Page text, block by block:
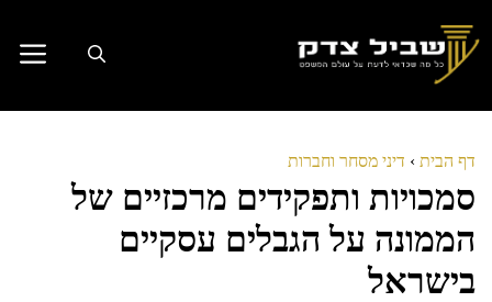
לתוכן
דף הבית › דיני מסחר וחברות
סמכויות ותפקידים מרכזיים של
הממונה על הגבלים עסקיים
בישראל